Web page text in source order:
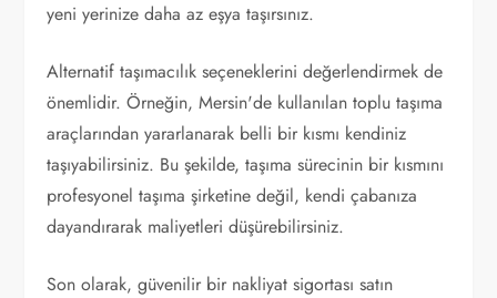
yeni yerinize daha az eşya taşırsınız.
Alternatif taşımacılık seçeneklerini değerlendirmek de
önemlidir. Örneğin, Mersin'de kullanılan toplu taşıma
araçlarından yararlanarak belli bir kısmı kendiniz
taşıyabilirsiniz. Bu şekilde, taşıma sürecinin bir kısmını
profesyonel taşıma şirketine değil, kendi çabanıza
dayandırarak maliyetleri düşürebilirsiniz.
Son olarak, güvenilir bir nakliyat sigortası satın